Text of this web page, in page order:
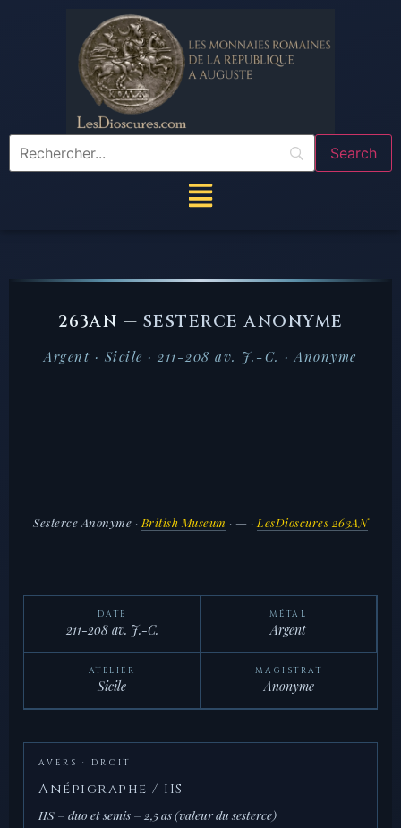
263AN — SESTERCE ANONYME
Argent · Sicile · 211-208 av. J.-C. · Anonyme
Sesterce Anonyme · British Museum · — · LesDioscures 263AN
DATE
211-208 av. J.-C.
MÉTAL
Argent
ATELIER
Sicile
MAGISTRAT
Anonyme
AVERS · DROIT
Anépigraphe / IIS
IIS = duo et semis = 2,5 as (valeur du sesterce)